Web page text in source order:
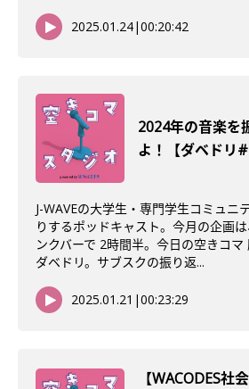
2025.01.24|00:20:42
2024年の音楽を
よ！【ダベドリ
J-WAVEの大学生・専門学生コミュニ
りするポッドキャスト。今月の企画
ンクバーで 2時間半。今日の空きコ
ダベドリ。サブスクの振り返...
2025.01.21 |00:23:29
【WACODES社